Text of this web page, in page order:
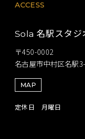
ACCESS
Sola 名駅スタジ
〒450-0002
名古屋市中村区名駅
MAP
定休日 月曜日